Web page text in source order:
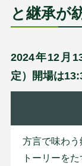
と継承が
2024年12月
定）開場は
方言で味わ
トーリーを